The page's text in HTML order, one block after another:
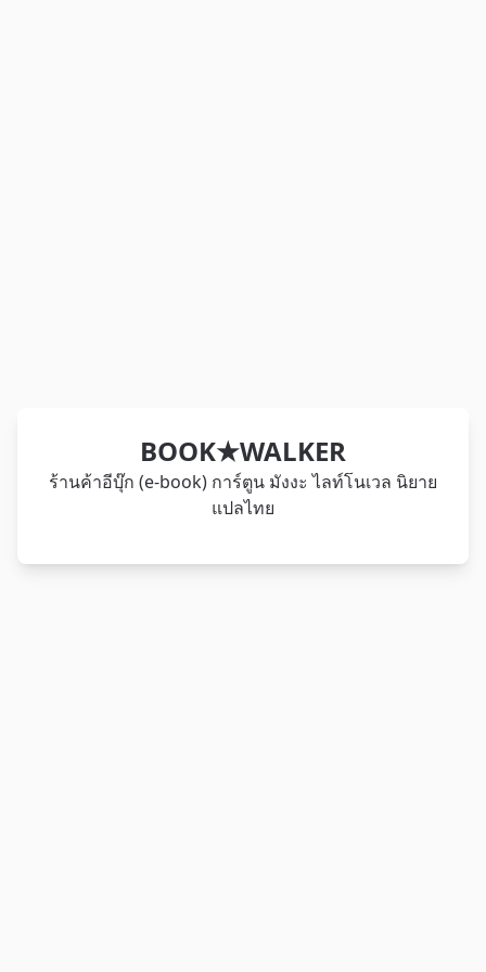
BOOK★WALKER
ร้านค้าอีบุ๊ก (e-book) การ์ตูน มังงะ ไลท์โนเวล นิยาย
แปลไทย